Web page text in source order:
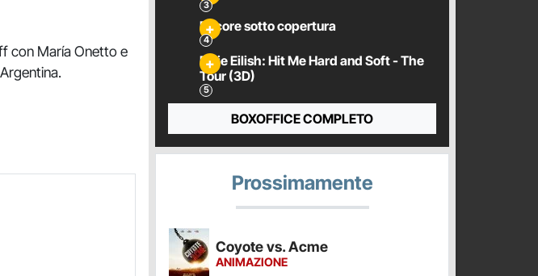
con María Onetto e
Pecore sotto copertura
Billie Eilish: Hit Me Hard and Soft - The
Tour (3D)
BOXOFFICE COMPLETO
Prossimamente
Coyote vs. Acme
ANIMAZIONE